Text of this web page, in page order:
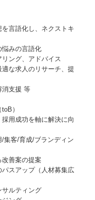
言語化し、ネクストキ
悩みの言語化
リング、アドバイス
な求人のリサーチ、提
消支援 等
）
用成功を軸に解決に向
/集客/育成/ブランディン
改善案の提案
パスアップ（人材募集広
サルティング